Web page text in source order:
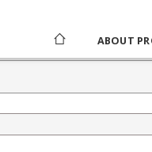
ABOUT